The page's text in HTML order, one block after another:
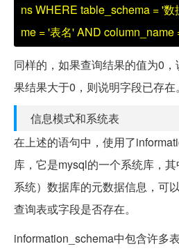
ns WHERE table_schema = '
me = '表名' AND column_name
同样的，如果查询结果的值为0
果结果大于0，则说明字段已存在。
信息模式和系统表
在上述的语句中，使用了
库，它是mysql的一个系统库，
系统）数据库的元数据信息，可
查询表或字段是否存在。
information_schema中包含许多